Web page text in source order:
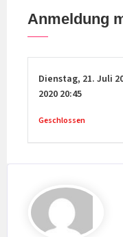
Anmeldung
Dienstag, 21. Juli
2020 20:45
Geschlossen